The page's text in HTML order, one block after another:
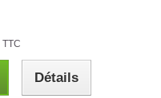
TTC
Détails